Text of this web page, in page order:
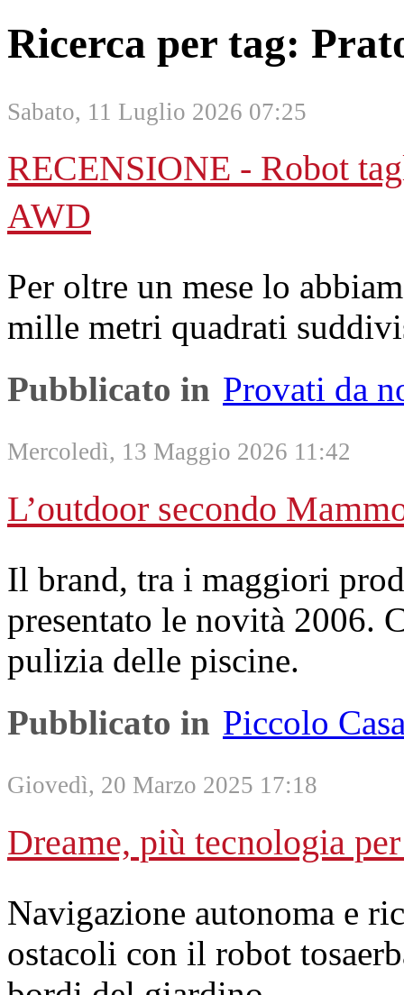
Ricerca per tag:
Sabato, 11 Luglio 2026 07:25
RECENSIONE - Robot
AWD
Per oltre un mese lo
mille metri quadrati
Pubblicato in Provati da
Mercoledì, 13 Maggio 2026 11:42
L’outdoor secondo
Il brand, tra i maggiori
presentato le novità 2006.
pulizia delle piscine.
Pubblicato in Piccolo
Giovedì, 20 Marzo 2025 17:18
Dreame, più tecnologia
Navigazione autonoma e
ostacoli con il robot